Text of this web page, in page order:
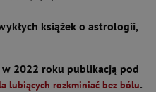
książek o astrologii,
w 2022 roku publikacją pod
lubiących rozkminiać bez bólu.